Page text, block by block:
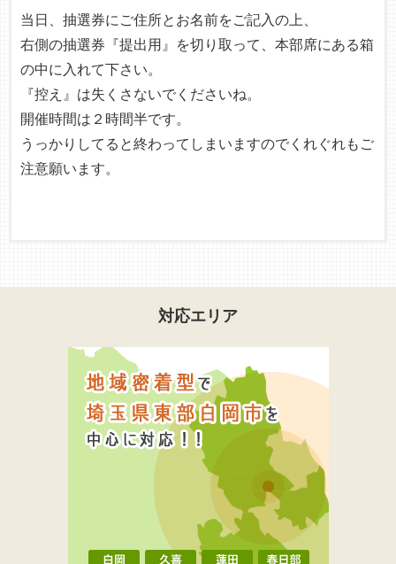
当日、抽選券にご住所とお名前をご記入の上、
右側の抽選券『提出用』を切り取って、本部席にある箱
の中に入れて下さい。
『控え』は失くさないでくださいね。
開催時間は２時間半です。
うっかりしてると終わってしまいますのでくれぐれもご
注意願います。
対応エリア